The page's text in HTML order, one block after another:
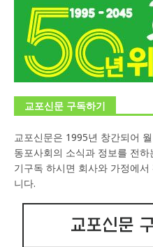
교포신문 구독하기
교포신문은 1995년 창간되어
동포사회의 소식과 정보를 전
기구독 하시면 회사와 가정에
니다.